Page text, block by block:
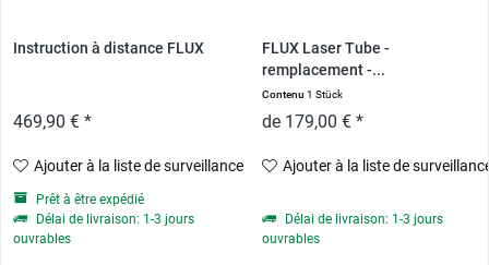
Instruction à distance FLUX
469,90 € *
Ajouter à la liste de surveillance
Prêt à être expédié
Délai de livraison: 1-3 jours
ouvrables
FLUX Laser Tube -
remplacement -...
Contenu 1 Stück
de 179,00 € *
Ajouter à la liste de
Délai de livraison: 1-3 jours
ouvrables